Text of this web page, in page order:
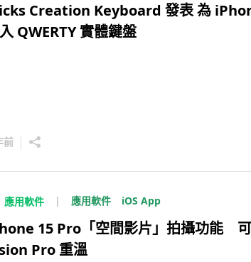
Creation Keyboard 發表 為
QWERTY 實體鍵盤
前
應用軟件 應用軟件 iOS App
15 Pro「空間影片」拍攝功能
Pro 重溫